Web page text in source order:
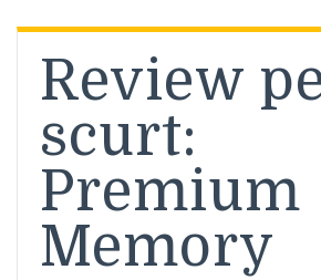
Review
scurt:
Premium
Memory